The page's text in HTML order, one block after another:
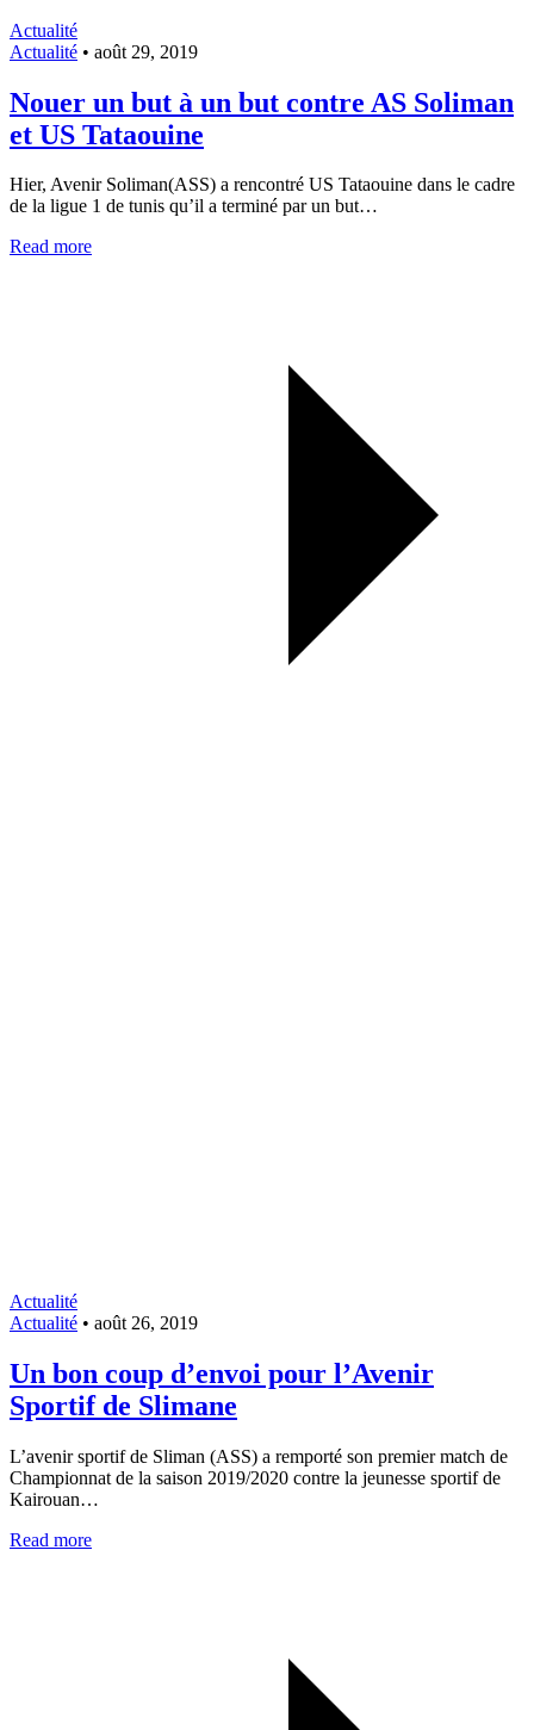
Actualité
Actualité • août 29, 2019
Nouer un but à un but contre AS Soliman
et US Tataouine
Hier, Avenir Soliman(ASS) a rencontré US Tataouine dans le cadre
de la ligue 1 de tunis qu’il a terminé par un but…
Read more
Actualité
Actualité • août 26, 2019
Un bon coup d’envoi pour l’Avenir
Sportif de Slimane
L’avenir sportif de Sliman (ASS) a remporté son premier match de
Championnat de la saison 2019/2020 contre la jeunesse sportif de
Kairouan…
Read more